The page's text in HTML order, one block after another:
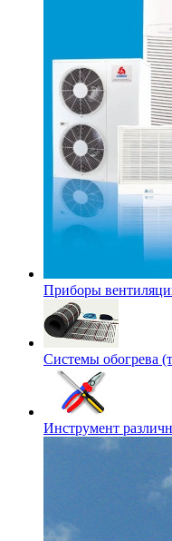
Приборы
Системы обогрева
Инструмент